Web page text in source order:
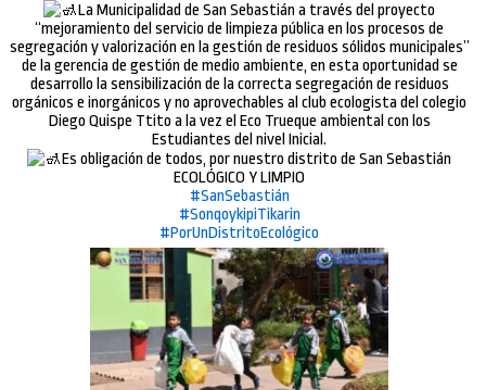
La Municipalidad de San Sebastián a través del proyecto
“mejoramiento del servicio de limpieza pública en los procesos de
segregación y valorización en la gestión de residuos sólidos municipales”
de la gerencia de gestión de medio ambiente, en esta oportunidad se
desarrollo la sensibilización de la correcta segregación de residuos
orgánicos e inorgánicos y no aprovechables al club ecologista del colegio
Diego Quispe Ttito a la vez el Eco Trueque ambiental con los
Estudiantes del nivel Inicial.
Es obligación de todos, por nuestro distrito de San Sebastián
ECOLÓGICO Y LIMPIO
#SanSebastián
#SonqoykipiTikarin
#PorUnDistritoEcológico